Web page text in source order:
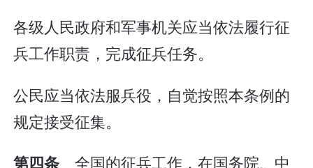
各级人民政府和军事机关应当依法履行征
兵工作职责，完成征兵任务。
公民应当依法服兵役，自觉按照本条例的
规定接受征集。
第四条 全国的征兵工作，在国务院、中